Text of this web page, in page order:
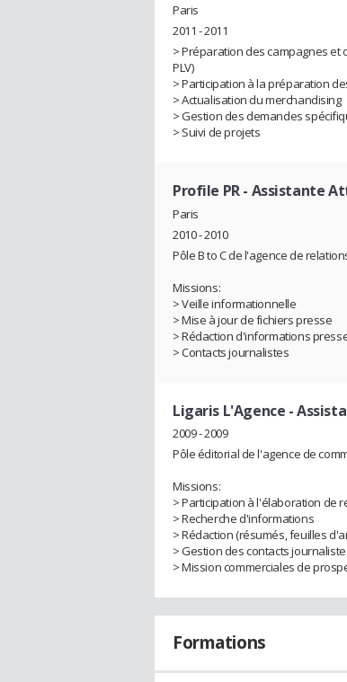
Paris
2011 - 2011
> Préparation des campagnes et
PLV)
> Participation à la préparation
> Actualisation du merchandising
> Gestion des demandes
> Suivi de projets
Profile PR- Assistante
Paris
2010 - 2010
Pôle B to C de l'agence de
Missions:
> Veille informationnelle
> Mise à jour de fichiers presse
> Rédaction d'informations
> Contacts journalistes
Ligaris L'Agence -
2009 - 2009
Pôle éditorial de l'agence de
Missions:
> Participation à l'élaboration de
> Recherche d'informations
> Rédaction (résumés, feuilles
> Gestion des contacts
> Mission commerciales de
Formations